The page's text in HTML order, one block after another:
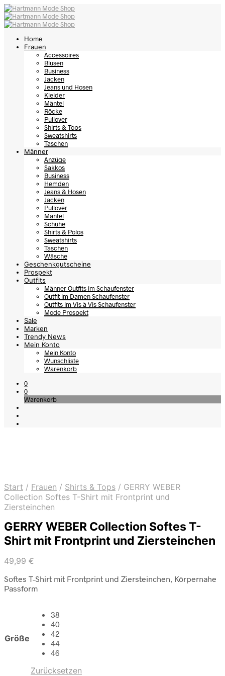
Home
Frauen
Accessoires
Blusen
Business
Jacken
Jeans und Hosen
Kleider
Mäntel
Röcke
Pullover
Shirts & Tops
Sweatshirts
Taschen
Männer
Anzüge
Sakkos
Business
Hemden
Jeans & Hosen
Jacken
Pullover
Mäntel
Schuhe
Shirts & Polos
Sweatshirts
Taschen
Wäsche
Geschenkgutscheine
Prospekt
Outfits
Männer Outfits im Schaufenster
Outfit im Damen Schaufenster
Outfits im Vis à Vis Schaufenster
Mode Prospekt
Sale
Marken
Trendy News
Mein Konto
Mein Konto
Wunschliste
Warenkorb
0
0
Warenkorb
Start / Frauen / Shirts & Tops / GERRY WEBER
Collection Softes T-Shirt mit Frontprint und
Ziersteinchen
GERRY WEBER Collection Softes T-
Shirt mit Frontprint und Ziersteinchen
49,99 €
Softes T-Shirt mit Frontprint und Ziersteinchen, Körpernahe
Passform
Größe
38
40
42
44
46
Zurücksetzen